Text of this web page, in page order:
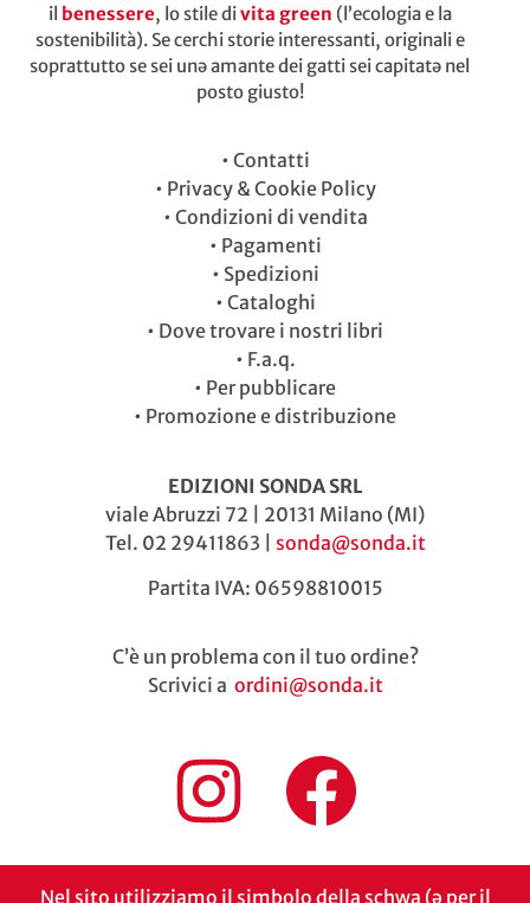
il benessere, lo stile divita green (l’ecologia e la
sostenibilità). Se cerchi storie interessanti, originali e
soprattutto se sei unə amante dei gatti sei capitatə nel
posto giusto!
• Contatti
• Privacy & Cookie Policy
• Condizioni di vendita
• Pagamenti
• Spedizioni
• Cataloghi
• Dove trovare i nostri libri
• F.a.q.
• Per pubblicare
• Promozione e distribuzione
EDIZIONI SONDA SRL
viale Abruzzi 72 | 20131 Milano (MI)
Tel. 02 29411863 | sonda@sonda.it
Partita IVA: 06598810015
C’è un problema con il tuo ordine?
Scrivici a ordini@sonda.it
Nel sito utilizziamo il simbolo della schwa (ə per il